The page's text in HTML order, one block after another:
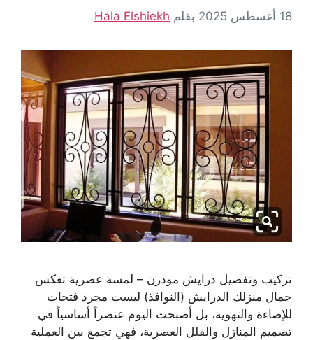
18 أغسطس 2025 بقلم Hala Elshiekh
تركيب وتفصيل درايش مودرن – لمسة عصرية تعكس
جمال منزلك الدرايش (النوافذ) ليست مجرد فتحات
للإضاءة والتهوية، بل أصبحت اليوم عنصراً أساسياً في
تصميم المنازل والفلل العصرية، فهي تجمع بين العملية